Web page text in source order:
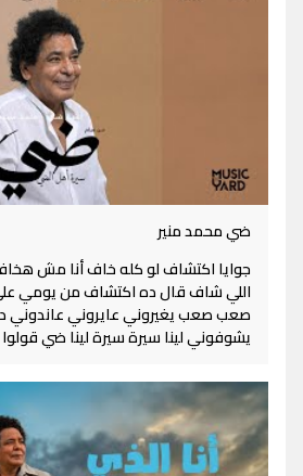
ضي محمد منير
جوايا اكتشاف لو كله خاف أنا مش
اللي شاف قال ده اكتشاف من يومي
صعب صعب يغيروني عايروني عاندوني
يشوفوني لينا سيرة سيرة لينا ضي